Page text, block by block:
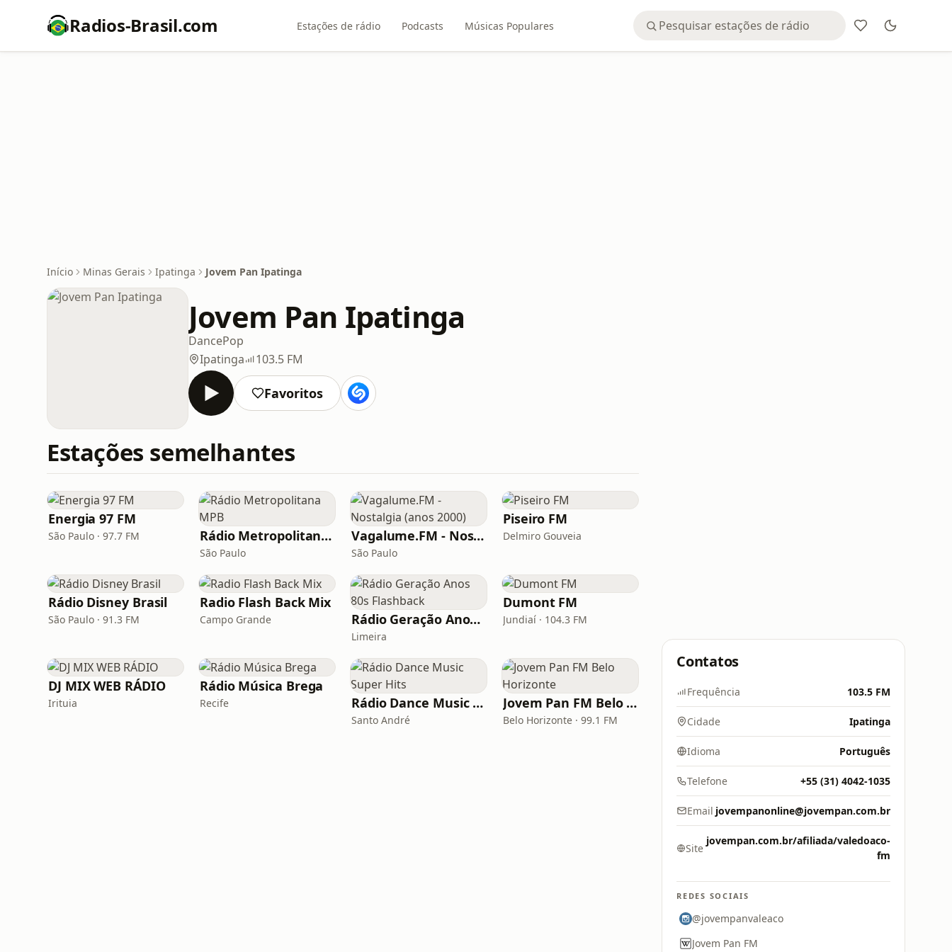
Radios-Brasil.com Estações de rádio Podcasts Músicas Populares
Início Minas Gerais Ipatinga Jovem Pan Ipatinga
Jovem Pan Ipatinga
DancePop
Ipatinga
103.5 FM
Favoritos
Estações semelhantes
Energia 97 FM
São Paulo · 97.7 FM Rádio Metropolitana MPB
São Paulo
Vagalume.FM - Nostalgia (anos 2000)
São Paulo
Piseiro FM
Delmiro Gouveia
Rádio Disney Brasil
São Paulo · 91.3 FM
Radio Flash Back Mix
Campo Grande Rádio Geração Anos 80s Flashback
Limeira
Dumont FM
Jundiaí · 104.3 FM
DJ MIX WEB RÁDIO
Irituia
Rádio Música Brega
Recife Rádio Dance Music Super Hits
Santo André
Jovem Pan FM Belo Horizonte
Belo Horizonte · 99.1 FM
Contatos
Frequência 103.5 FM
Cidade Ipatinga
Idioma Português
Telefone +55 (31) 4042-1035
Email jovempanonline@jovempan.com.br
Site
jovempan.com.br/afiliada/valedoaco-
fm
REDES SOCIAIS
@jovempanvaleaco
Jovem Pan FM